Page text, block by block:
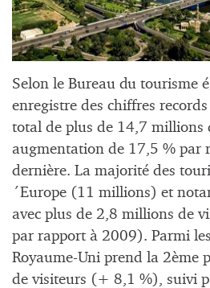
Selon le Bureau du tourisme
enregistre des chiffres
total de plus de 14,7 millions
augmentation de 17,5 % par
dernière. La majorité des
´Europe (11 millions) et
avec plus de 2,8 millions de
par rapport à 2009). Parmi
Royaume-Uni prend la 2ème
de visiteurs (+ 8,1 %), suivi